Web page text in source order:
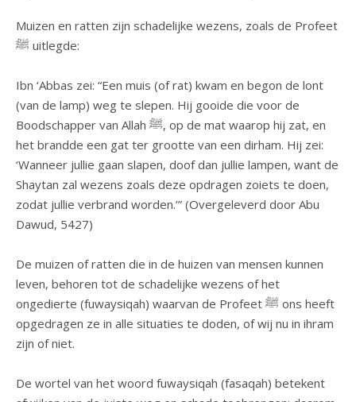
Muizen en ratten zijn schadelijke wezens, zoals de Profeet
ﷺ uitlegde:
Ibn ‘Abbas zei: “Een muis (of rat) kwam en begon de lont
(van de lamp) weg te slepen. Hij gooide die voor de
Boodschapper van Allah ﷺ, op de mat waarop hij zat, en
het brandde een gat ter grootte van een dirham. Hij zei:
‘Wanneer jullie gaan slapen, doof dan jullie lampen, want de
Shaytan zal wezens zoals deze opdragen zoiets te doen,
zodat jullie verbrand worden.’” (Overgeleverd door Abu
Dawud, 5427)
De muizen of ratten die in de huizen van mensen kunnen
leven, behoren tot de schadelijke wezens of het
ongedierte (fuwaysiqah) waarvan de Profeet ﷺ ons heeft
opgedragen ze in alle situaties te doden, of wij nu in ihram
zijn of niet.
De wortel van het woord fuwaysiqah (fasaqah) betekent